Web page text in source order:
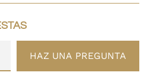
HAZ UNA PREGUNTA